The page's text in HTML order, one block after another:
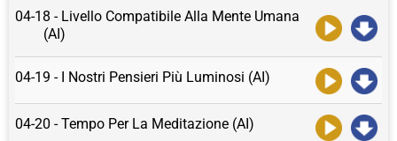
04-18 - Livello Compatibile Alla Mente Umana
(AI)
04-19 - I Nostri Pensieri Più Luminosi (AI)
04-20 - Tempo Per La Meditazione (AI)